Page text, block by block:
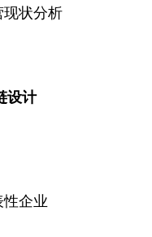
现状分析
设计
企业